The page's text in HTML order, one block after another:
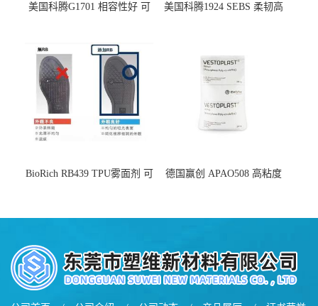
美国科腾G1701 相容性好 可
美国科腾1924 SEBS 柔韧高
BioRich RB439 TPU雾面剂 可
德国赢创 APAO508 高粘度